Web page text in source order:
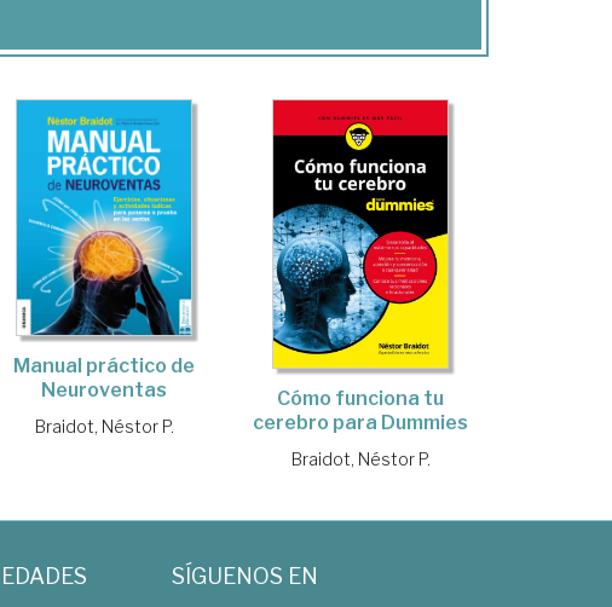
Manual práctico de
Neuroventas
Braidot, Néstor P.
Cómo funciona tu
cerebro para Dummies
Braidot, Néstor P.
SÍGUENOS EN